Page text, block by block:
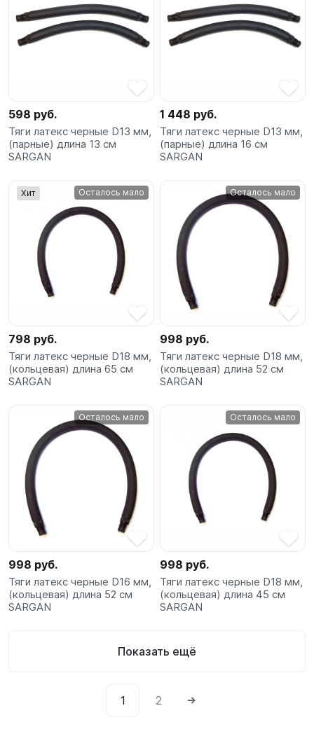
598 руб.
Тяги латекс черные D13 мм,
(парные) длина 13 см
SARGAN
1 448 руб.
Тяги латекс черные D13 мм,
(парные) длина 16 см
SARGAN
Хит Осталось мало
798 руб.
Тяги латекс черные D18 мм,
(кольцевая) длина 65 см
SARGAN
Осталось мало
998 руб.
Тяги латекс черные D18 мм,
(кольцевая) длина 52 см
SARGAN
Осталось мало
998 руб.
Тяги латекс черные D16 мм,
(кольцевая) длина 52 см
SARGAN
Осталось мало
998 руб.
Тяги латекс черные D18 мм,
(кольцевая) длина 45 см
SARGAN
Показать ещё
1 2